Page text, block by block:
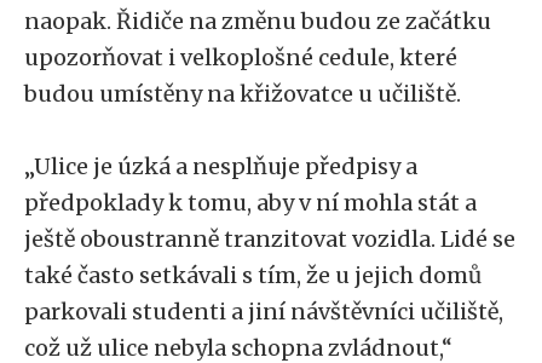
naopak. Řidiče na změnu budou ze začátku
upozorňovat i velkoplošné cedule, které
budou umístěny na křižovatce u učiliště.
„Ulice je úzká a nesplňuje předpisy a
předpoklady k tomu, aby v ní mohla stát a
ještě oboustranně tranzitovat vozidla. Lidé se
také často setkávali s tím, že u jejich domů
parkovali studenti a jiní návštěvníci učiliště,
což už ulice nebyla schopna zvládnout,“